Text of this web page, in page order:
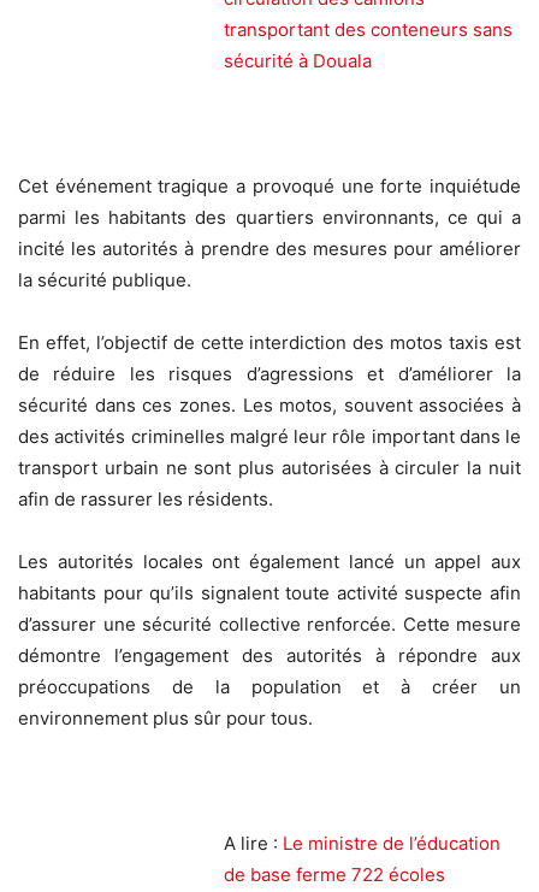
transportant des conteneurs sans
sécurité à Douala
Cet événement tragique a provoqué une forte inquiétude
parmi les habitants des quartiers environnants, ce qui a
incité les autorités à prendre des mesures pour améliorer
la sécurité publique.
En effet, l’objectif de cette interdiction des motos taxis est
de réduire les risques d’agressions et d’améliorer la
sécurité dans ces zones. Les motos, souvent associées à
des activités criminelles malgré leur rôle important dans le
transport urbain ne sont plus autorisées à circuler la nuit
afin de rassurer les résidents.
Les autorités locales ont également lancé un appel aux
habitants pour qu’ils signalent toute activité suspecte afin
d’assurer une sécurité collective renforcée. Cette mesure
démontre l’engagement des autorités à répondre aux
préoccupations de la population et à créer un
environnement plus sûr pour tous.
A lire : Le ministre de l’éducation
de base ferme 722 écoles